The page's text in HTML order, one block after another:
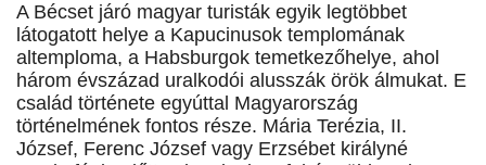
A Bécset járó magyar turisták egyik legtöbbet
látogatott helye a Kapucinusok templomának
altemploma, a Habsburgok temetkezőhelye, ahol
három évszázad uralkodói alusszák örök álmukat. E
család története egyúttal Magyarország
történelmének fontos része. Mária Terézia, II.
József, Ferenc József vagy Erzsébet királyné